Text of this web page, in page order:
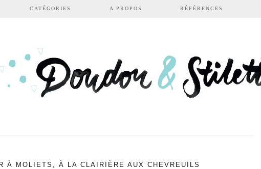
CATÉGORIES A PROPOS RÉFÉRENCES
À MOLIETS, À LA CLAIRIÈRE AUX CHEVREUILS